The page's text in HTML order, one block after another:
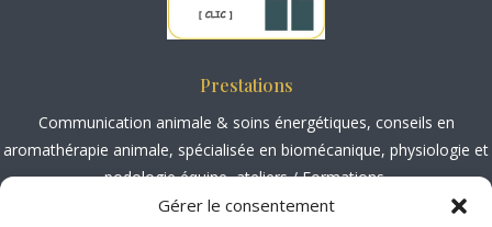
Gérer le consentement
Prestations
Communication animale & soins énergétiques, conseils en
aromathérapie animale, spécialisée en biomécanique, physiologie et
podologie équine,ateliers / Formations.